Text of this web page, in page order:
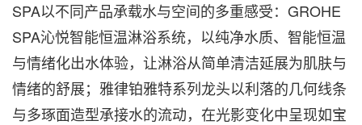
SPA以不同产品承载水与空间的多重感受：GROHE
SPA沁悦智能恒温淋浴系统，以纯净水质、智能恒温
与情绪化出水体验，让淋浴从简单清洁延展为肌肤与
情绪的舒展；雅律铂雅特系列龙头以利落的几何线条
与多琢面造型承接水的流动，在光影变化中呈现如宝